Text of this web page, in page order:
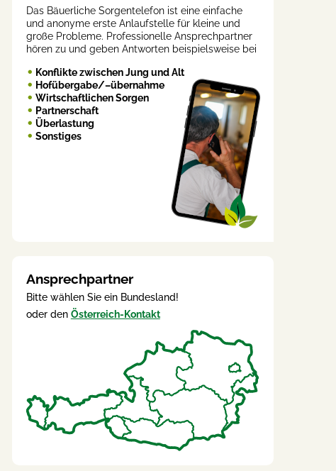
Das Bäuerliche Sorgentelefon ist eine einfache
und anonyme erste Anlaufstelle für kleine und
große Probleme. Professionelle Ansprechpartner
hören zu und geben Antworten beispielsweise bei
Konflikte zwischen Jung und Alt
Hofübergabe/–übernahme
Wirtschaftlichen Sorgen
Partnerschaft
Überlastung
Sonstiges
Ansprechpartner
Bitte wählen Sie ein Bundesland!
oder den Österreich-Kontakt